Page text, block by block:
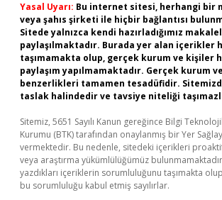
Yasal Uyarı: Bu internet sitesi, herhangi bir
veya şahıs şirketi ile hiçbir bağlantısı
Sitede yalnızca kendi hazırladığımız
paylaşılmaktadır. Burada yer alan içerikler
taşımamakta olup, gerçek kurum ve kişiler
paylaşım yapılmamaktadır. Gerçek kurum
benzerlikleri tamamen tesadüfidir.
taslak halindedir ve tavsiye niteliği
Sitemiz, 5651 Sayılı Kanun gereğince Bilgi
Kurumu (BTK) tarafından onaylanmış bir Yer
vermektedir. Bu nedenle, sitedeki içerikleri
veya araştırma yükümlülüğümüz
yazdıkları içeriklerin sorumluluğunu taşımakta
bu sorumluluğu kabul etmiş sayılırlar.